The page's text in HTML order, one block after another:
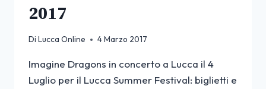
2017
Di Lucca Online 4 Marzo 2017
Imagine Dragons in concerto a Lucca il 4
Luglio per il Lucca Summer Festival: biglietti e